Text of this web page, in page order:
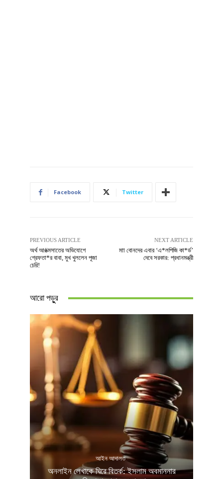
Facebook Twitter
PREVIOUS ARTICLE
অর্থ আ#ত্মসাতের অভিযোগে
গ্রেফতা*র বাবা, মুখ খুললেন পূজা
চেরি!
NEXT ARTICLE
মাা বোনদের এবার ‘এ*লপিজি কা*র্ড’
দেবে সরকার: প্রধানমন্ত্রী
আরো পড়ুুর
আইন আদালত
অনলাইন লেখাকে ঘিরে বিতর্ক: ইসলাম অবমাননার